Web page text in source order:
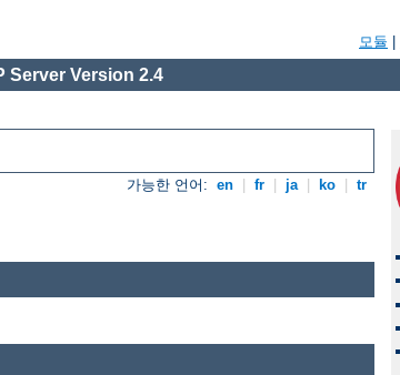
모듈
Server Version 2.4
가능한 언어: en fr ja ko tr